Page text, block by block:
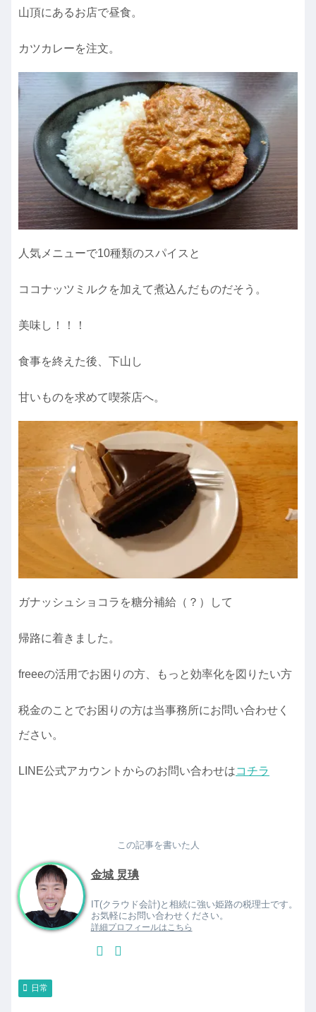
山頂にあるお店で昼食。
カツカレーを注文。
人気メニューで10種類のスパイスと
ココナッツミルクを加えて煮込んだものだそう。
美味し！！！
食事を終えた後、下山し
甘いものを求めて喫茶店へ。
ガナッシュショコラを糖分補給（？）して
帰路に着きました。
freeeの活用でお困りの方、もっと効率化を図りたい方
税金のことでお困りの方は当事務所にお問い合わせく
ださい。
LINE公式アカウントからのお問い合わせはコチラ
この記事を書いた人
金城 炅琠
IT(クラウド会計)と相続に強い姫路の税理士です。
お気軽にお問い合わせください。
詳細プロフィールはこちら
日常